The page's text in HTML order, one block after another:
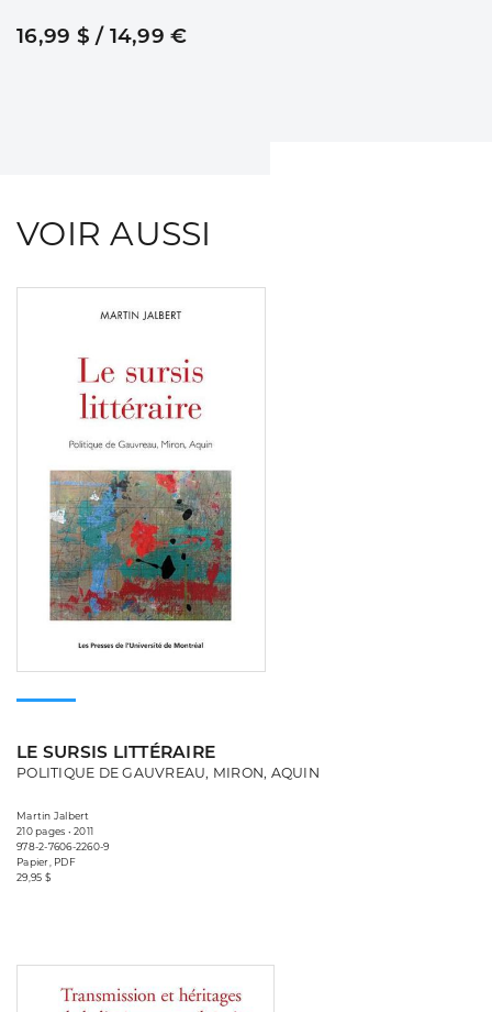
16,99 $ / 14,99 €
VOIR AUSSI
LE SURSIS LITTÉRAIRE
POLITIQUE DE GAUVREAU, MIRON, AQUIN
Martin Jalbert
210 pages • 2011
978-2-7606-2260-9
Papier, PDF
29,95 $